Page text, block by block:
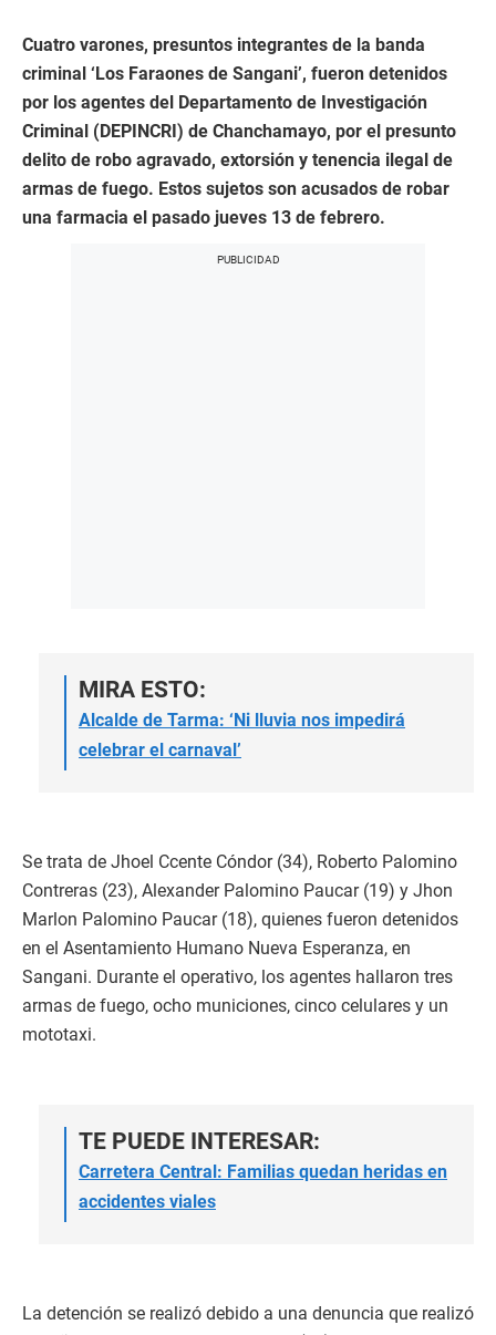
Cuatro varones, presuntos integrantes de la banda
criminal ‘Los Faraones de Sangani’, fueron detenidos
por los agentes del Departamento de Investigación
Criminal (DEPINCRI) de Chanchamayo, por el presunto
delito de robo agravado, extorsión y tenencia ilegal de
armas de fuego. Estos sujetos son acusados de robar
una farmacia el pasado jueves 13 de febrero.
MIRA ESTO:
Alcalde de Tarma: ‘Ni lluvia nos impedirá
celebrar el carnaval’
Se trata de Jhoel Ccente Cóndor (34), Roberto Palomino
Contreras (23), Alexander Palomino Paucar (19) y Jhon
Marlon Palomino Paucar (18), quienes fueron detenidos
en el Asentamiento Humano Nueva Esperanza, en
Sangani. Durante el operativo, los agentes hallaron tres
armas de fuego, ocho municiones, cinco celulares y un
mototaxi.
TE PUEDE INTERESAR:
Carretera Central: Familias quedan heridas en
accidentes viales
La detención se realizó debido a una denuncia que realizó